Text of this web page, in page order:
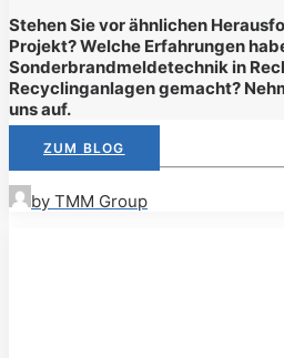
Stehen Sie vor ähnlichen
Projekt? Welche Erfahrungen
Sonderbrandmeldetechnik in
Recyclinganlagen gemacht?
uns auf.
ZUM BLOG
by TMM Group